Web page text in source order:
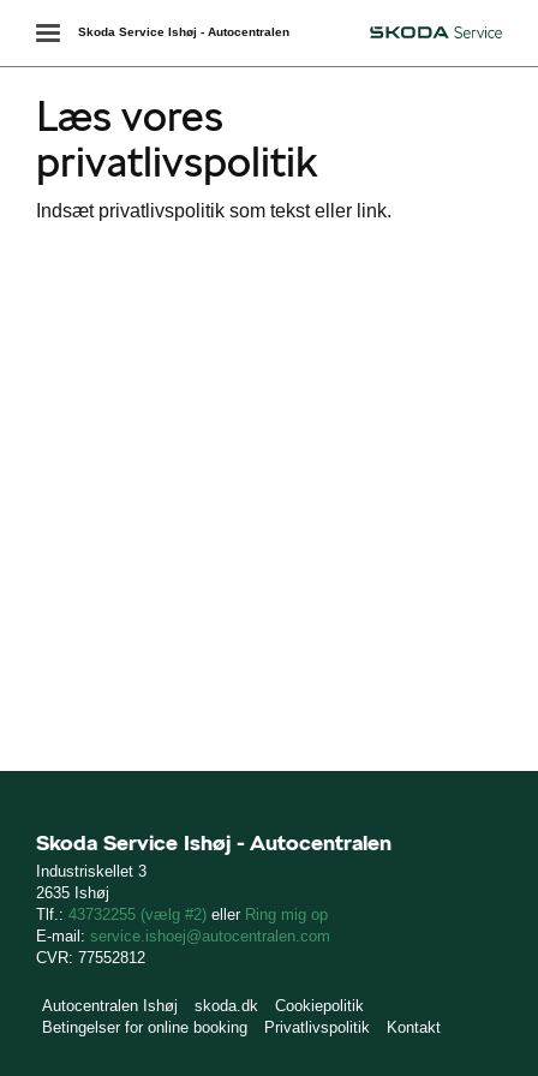
Toggle
navigation
Škoda
Skoda Service Ishøj - Autocentralen
Læs vores
privatlivspolitik
Indsæt privatlivspolitik som tekst eller link.
Skoda Service Ishøj - Autocentralen
Industriskellet 3
2635 Ishøj
Tlf.: 43732255 (vælg #2) eller Ring mig op
E-mail: service.ishoej@autocentralen.com
CVR: 77552812
Autocentralen Ishøj skoda.dk
Cookiepolitik
Betingelser for online booking
Privatlivspolitik Kontakt